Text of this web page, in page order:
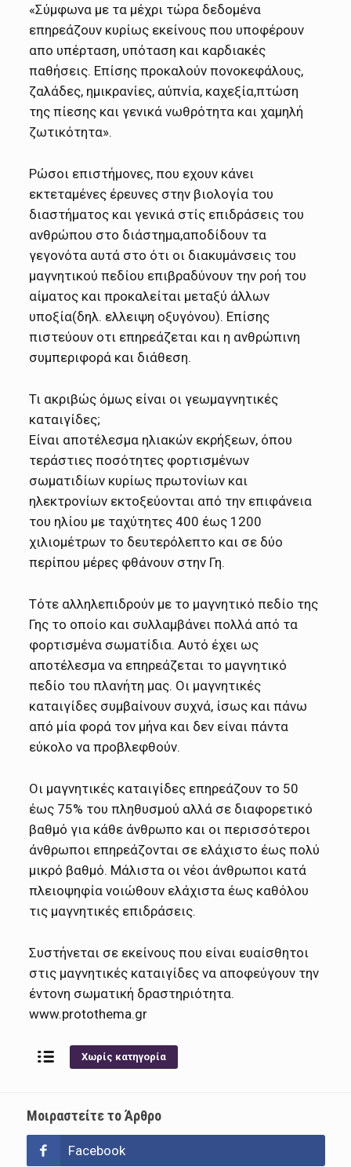
«Σύμφωνα με τα μέχρι τώρα δεδομένα
επηρεάζουν κυρίως εκείνους που υποφέρουν
απο υπέρταση, υπόταση και καρδιακές
παθήσεις. Επίσης προκαλούν πονοκεφάλους,
ζαλάδες, ημικρανίες, αύπνία, καχεξία,πτώση
της πίεσης και γενικά νωθρότητα και χαμηλή
ζωτικότητα».
Ρώσοι επιστήμονες, που εχουν κάνει
εκτεταμένες έρευνες στην βιολογία του
διαστήματος και γενικά στίς επιδράσεις του
ανθρώπου στο διάστημα,αποδίδουν τα
γεγονότα αυτά στο ότι οι διακυμάνσεις του
μαγνητικού πεδίου επιβραδύνουν την ροή του
αίματος και προκαλείται μεταξύ άλλων
υποξία(δηλ. ελλειψη οξυγόνου). Επίσης
πιστεύουν οτι επηρεάζεται και η ανθρώπινη
συμπεριφορά και διάθεση.
Τι ακριβώς όμως είναι οι γεωμαγνητικές
καταιγίδες;
Είναι αποτέλεσμα ηλιακών εκρήξεων, όπου
τεράστιες ποσότητες φορτισμένων
σωματιδίων κυρίως πρωτονίων και
ηλεκτρονίων εκτοξεύονται από την επιφάνεια
του ηλίου με ταχύτητες 400 έως 1200
χιλιομέτρων το δευτερόλεπτο και σε δύο
περίπου μέρες φθάνουν στην Γη.
Τότε αλληλεπιδρούν με το μαγνητικό πεδίο της
Γης το οποίο και συλλαμβάνει πολλά από τα
φορτισμένα σωματίδια. Αυτό έχει ως
αποτέλεσμα να επηρεάζεται το μαγνητικό
πεδίο του πλανήτη μας. Οι μαγνητικές
καταιγίδες συμβαίνουν συχνά, ίσως και πάνω
από μία φορά τον μήνα και δεν είναι πάντα
εύκολο να προβλεφθούν.
Οι μαγνητικές καταιγίδες επηρεάζουν το 50
έως 75% του πληθυσμού αλλά σε διαφορετικό
βαθμό για κάθε άνθρωπο και οι περισσότεροι
άνθρωποι επηρεάζονται σε ελάχιστο έως πολύ
μικρό βαθμό. Μάλιστα οι νέοι άνθρωποι κατά
πλειοψηφία νοιώθουν ελάχιστα έως καθόλου
τις μαγνητικές επιδράσεις.
Συστήνεται σε εκείνους που είναι ευαίσθητοι
στις μαγνητικές καταιγίδες να αποφεύγουν την
έντονη σωματική δραστηριότητα.
www.protothema.gr
Χωρίς κατηγορία
Μοιραστείτε το Άρθρο
Facebook